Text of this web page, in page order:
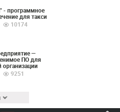
- программное
для такси
10174
—
ПО для
9251